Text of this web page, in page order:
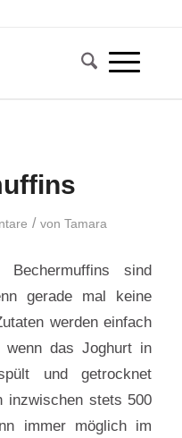
/ vonTamara
Bechermuffins sind
gerade mal keine
werden einfach
wenn das Joghurt in
und getrocknet
inzwischen stets 500
immer möglich im